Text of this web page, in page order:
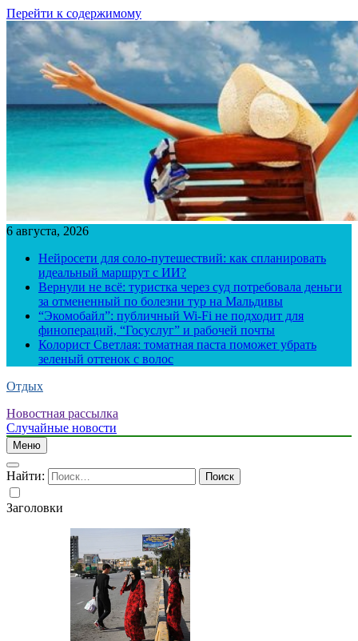
Перейти к содержимому
6 августа, 2026
Нейросети для соло-путешествий: как спланировать
идеальный маршрут с ИИ?
Вернули не всё: туристка через суд потребовала деньги
за отмененный по болезни тур на Мальдивы
“Экомобайл”: публичный Wi-Fi не подходит для
финопераций, “Госуслуг” и рабочей почты
Колорист Светлая: томатная паста поможет убрать
зеленый оттенок с волос
Отдых
Новостная рассылка
Случайные новости
Меню
Найти:
Заголовки